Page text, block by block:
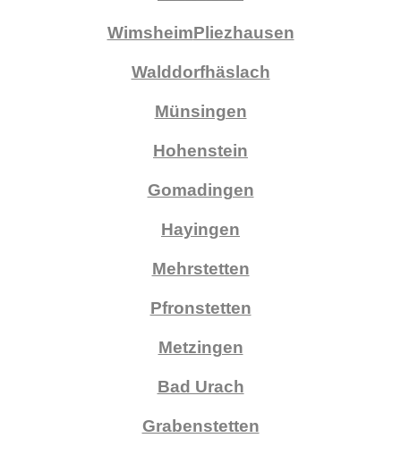
WimsheimPliezhausen
Walddorfhäslach
Münsingen
Hohenstein
Gomadingen
Hayingen
Mehrstetten
Pfronstetten
Metzingen
Bad Urach
Grabenstetten